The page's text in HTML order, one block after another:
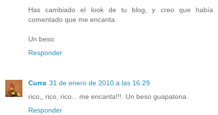
Has cambiado el look de tu blog, y creo que había
comentado que me encanta.
Un beso
Responder
Curra 31 de enero de 2010 a las 16:29
rico,, rico, rico... me encanta!!!. Un beso guapatona.
Responder